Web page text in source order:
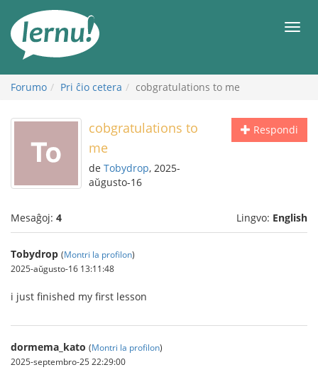
enhavo
Forumo Pri ĉio cetera cobgratulations to me
Respondi
cobgratulations to
me
de Tobydrop, 2025-
aŭgusto-16
Mesaĝoj: 4 Lingvo: English
Tobydrop (Montri la profilon)
2025-aŭgusto-16 13:11:48
i just finished my first lesson
dormema_kato (Montri la profilon)
2025-septembro-25 22:29:00